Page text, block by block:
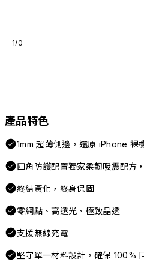
1/0
產品特色
1mm 超薄側邊，還原 iPhone 裸
四角防護配置獨家柔韌吸震配方
終結黃化，終身保固
零網點、高透光、極致晶透
支援無線充電
堅守單一材料設計，確保 100%